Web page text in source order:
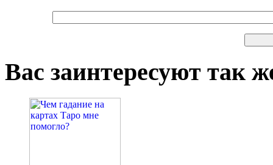
Вас заинтересуют так